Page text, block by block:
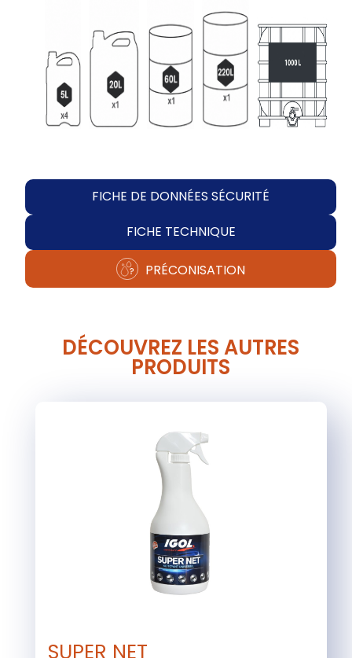
FICHE DE DONNÉES SÉCURITÉ
FICHE TECHNIQUE
PRÉCONISATION
DÉCOUVREZ LES AUTRES
PRODUITS
SUPER NET